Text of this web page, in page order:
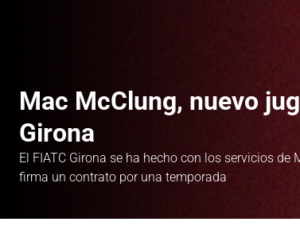
Mac McClung, nuevo
Girona
El FIATC Girona se ha hecho con los servicios
firma un contrato por una temporada